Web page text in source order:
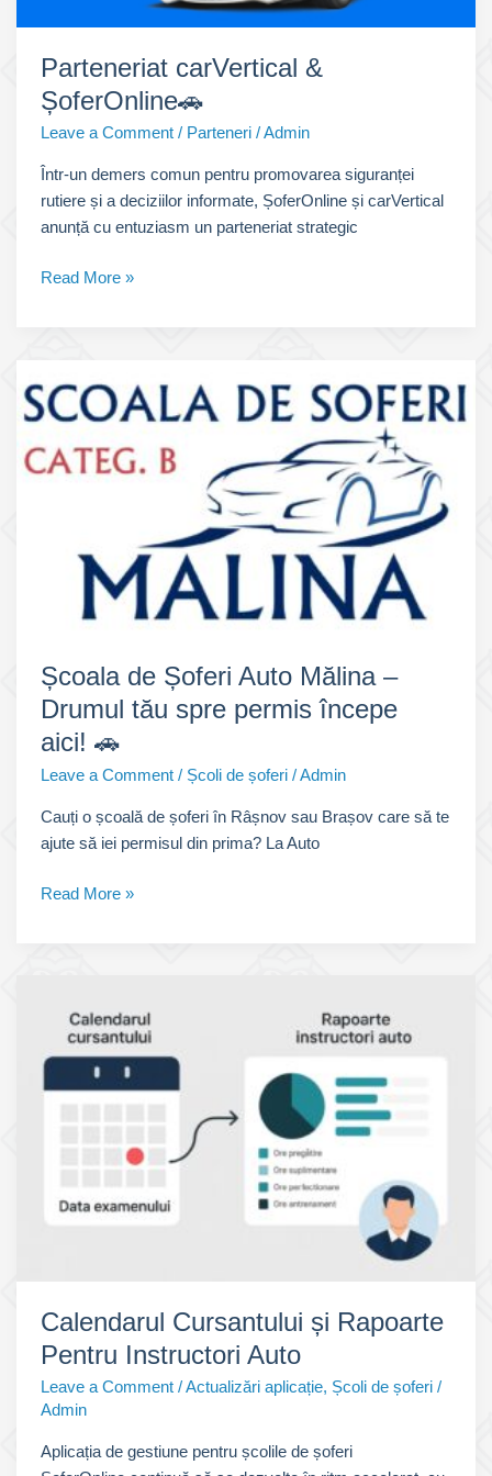
Parteneriat carVertical &
ȘoferOnline🚗
Leave a Comment / Parteneri /Admin
Într-un demers comun pentru promovarea siguranței
rutiere și a deciziilor informate, ȘoferOnline și carVertical
anunță cu entuziasm un parteneriat strategic
Parteneriat
&
🚗
Read More »
Școala de Șoferi Auto Mălina –
Drumul tău spre permis începe
aici! 🚗
Leave a Comment / Școli de șoferi /Admin
Cauți o școală de șoferi în Râșnov sau Brașov care să te
ajute să iei permisul din prima? La Auto
Școala
Șoferi
Drumul
spre
permis
Read More »
Calendarul Cursantului și Rapoarte
Pentru Instructori Auto
Leave a Comment /Actualizări aplicație, Școli de șoferi /
Admin
Aplicația de gestiune pentru școlile de șoferi